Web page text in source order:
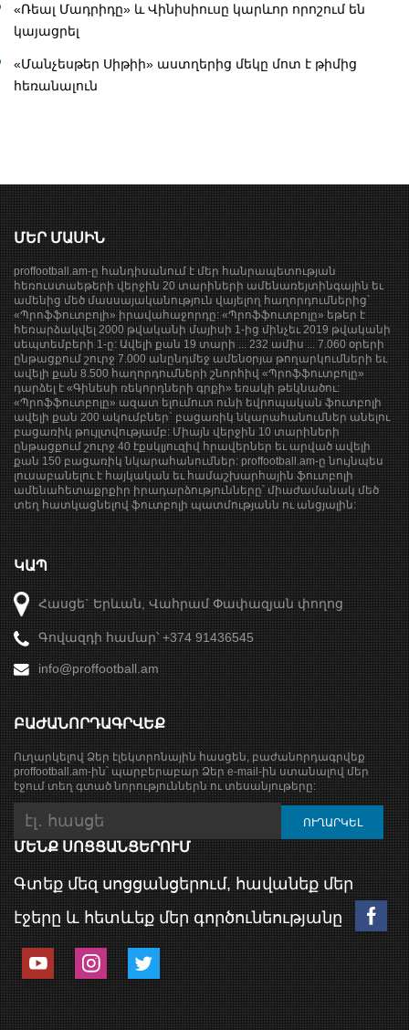
«Ռեալ Մադրիդը» և Վինիսիուսը կարևոր որոշում են
կայացրել
«Մանչեսթեր Սիթիի» աստղերից մեկը մոտ է թիմից
հեռանալուն
ՄԵՐ ՄԱՍԻՆ
proffootball.am-ը հանդիսանում է մեր հանրապետության
հեռուստաեթերի վերջին 20 տարիների ամենառեյտինգային եւ
ամենից մեծ մասսայականություն վայելող հաղորդումներից՝
«Պրոֆֆուտբոլի» իրավահաջորդը: «Պրոֆֆուտբոլը» եթեր է
հեռարձակվել 2000 թվականի մայիսի 1-ից մինչեւ 2019 թվականի
սեպտեմբերի 1-ը: Ավելի քան 19 տարի ... 232 ամիս ... 7.060 օրերի
ընթացքում շուրջ 7.000 անընդմեջ ամենօրյա թողարկումների եւ
ավելի քան 8.500 հաղորդումների շնորհիվ «Պրոֆֆուտբոլը»
դարձել է «Գինեսի ռեկորդների գրքի» եռակի թեկնածու:
«Պրոֆֆուտբոլը» ազատ ելումուտ ունի եվրոպական ֆուտբոլի
ավելի քան 200 ակումբներ` բացառիկ նկարահանումներ անելու
բացառիկ թույլտվությամբ: Միայն վերջին 10 տարիների
ընթացքում շուրջ 40 էքսկլյուզիվ հրավերներ եւ արված ավելի
քան 150 բացառիկ նկարահանումներ: proffootball.am-ը նույնպես
լուսաբանելու է հայկական եւ համաշխարհային ֆուտբոլի
ամենահետաքրքիր իրադարձությունները՝ միաժամանակ մեծ
տեղ հատկացնելով ֆուտբոլի պատմությանն ու անցյալին:
ԿԱՊ
Հասցե` Երևան, Վահրամ Փափազյան փողոց
Գովազդի համար՝ +374 91436545
info@proffootball.am
ԲԱԺԱՆՈՐԴԱԳՐՎԵՔ
Ուղարկելով Ձեր էլեկտրոնային հասցեն, բաժանորդագրվեք
proffootball.am-ին՝ պարբերաբար Ձեր e-mail-ին ստանալով մեր
էջում տեղ գտած նորություններն ու տեսանյութերը:
ՄԵՆՔ ՍՈՑՑԱՆՑԵՐՈՒՄ
Գտեք մեզ սոցցանցերում, հավանեք մեր
էջերը և հետևեք մեր գործունեությանը